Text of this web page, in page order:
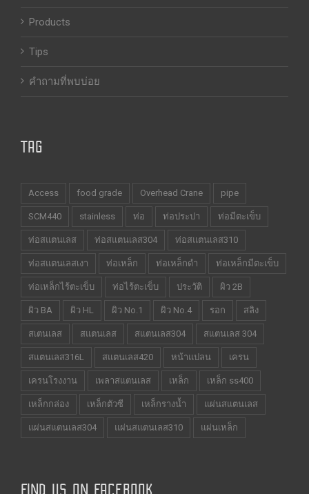
Products
Tips
คำถามที่พบบ่อย
TAG
Access food grade Overhead Crane pipe
SCM440 stainless ท่อ ท่อประปา ท่อมีตะเข็บ
ท่อสแตนเลส ท่อสแตนเลส304 ท่อสแตนเลส310
ท่อสแตนเลสเงา ท่อเหล็ก ท่อเหล็กดำ ท่อเหล็กมีตะเข็บ
ท่อเหล็กไร้ตะเข็บ ท่อไร้ตะเข็บ ประวัติ ผิว 2B
ผิว BA ผิว HL ผิว No.1 ผิว No.4 รอก สลิง
สเตนเลส สแตนเลส สแตนเลส304 สแตนเลส 304
สแตนเลส316L สแตนเลส420 หน้าแปลน เครน
เครนโรงงาน เพลาสแตนเลส เหล็ก เหล็ก ss400
เหล็กกล่อง เหล็กตัวซี เหล็กรางน้ำ แผ่นสแตนเลส
แผ่นสแตนเลส304 แผ่นสแตนเลส310 แผ่นเหล็ก